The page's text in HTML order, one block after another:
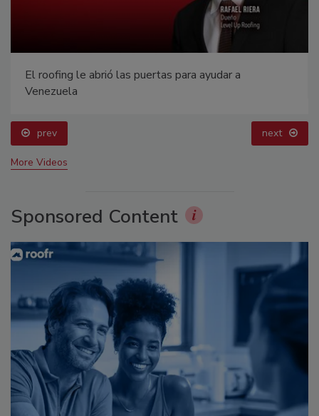
El roofing le abrió las puertas para ayudar a
Venezuela
prev next
More Videos
Sponsored Content